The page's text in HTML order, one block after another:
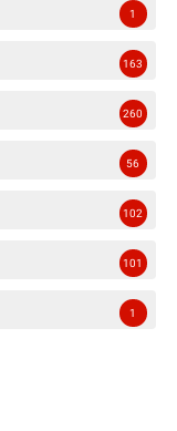
1
163
260
56
102
101
1